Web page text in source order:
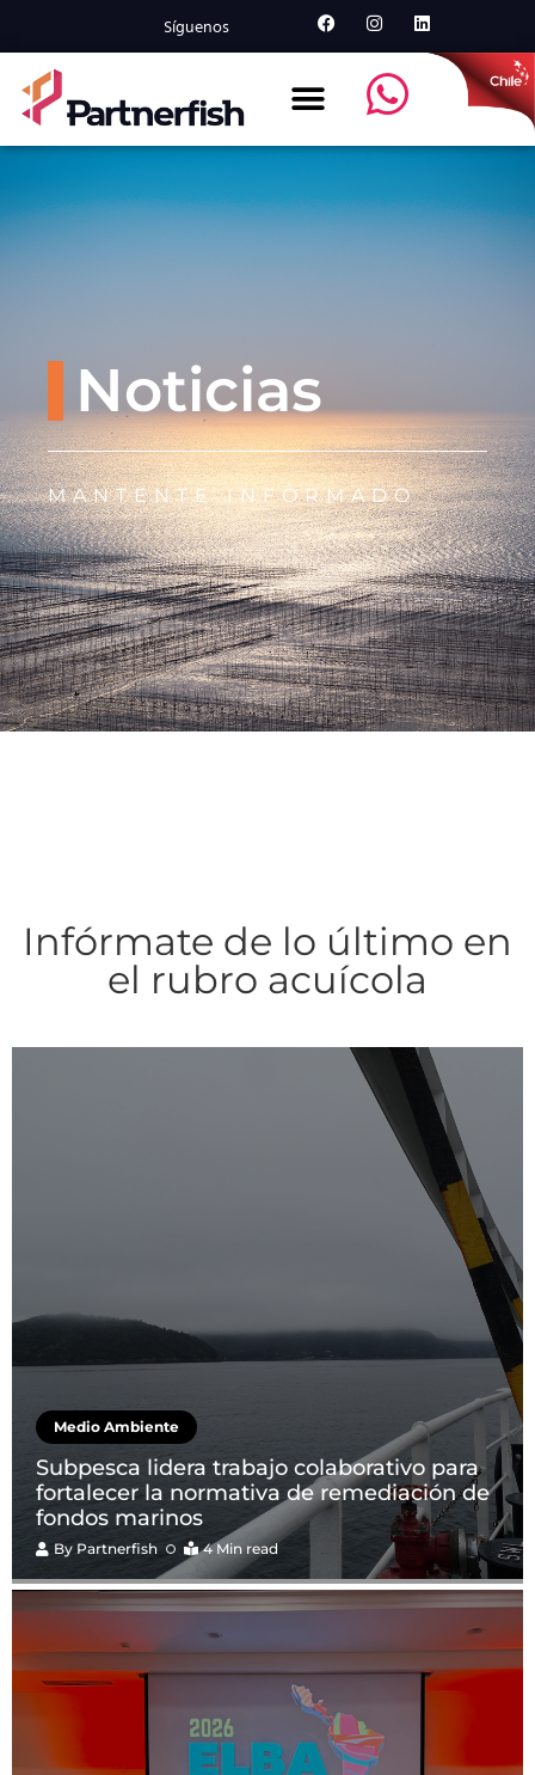
Síguenos
Noticias
MANTENTE INFORMADO
Infórmate de lo último en
el rubro acuícola
Medio Ambiente
Subpesca lidera trabajo colaborativo para
fortalecer la normativa de remediación de
fondos marinos
By Partnerfish 4 Min read